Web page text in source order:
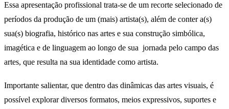
Essa apresentação profissional trata-se de um recorte selecionado de
períodos da produção de um (mais) artista(s), além de conter a(s)
sua(s) biografia, histórico nas artes e sua construção simbólica,
imagética e de linguagem ao longo de sua jornada pelo campo das
artes, que resulta na sua identidade como artista.
Importante salientar, que dentro das dinâmicas das artes visuais, é
possível explorar diversos formatos, meios expressivos, suportes e